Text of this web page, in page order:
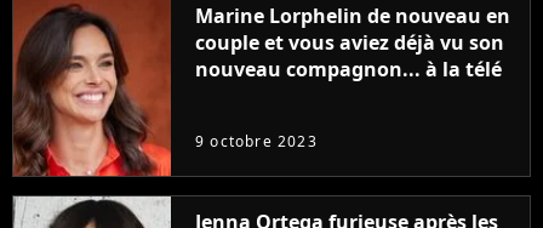
Marine Lorphelin de nouveau en
couple et vous aviez déjà vu son
nouveau compagnon... à la télé
9 octobre 2023
Jenna Ortega furieuse après les